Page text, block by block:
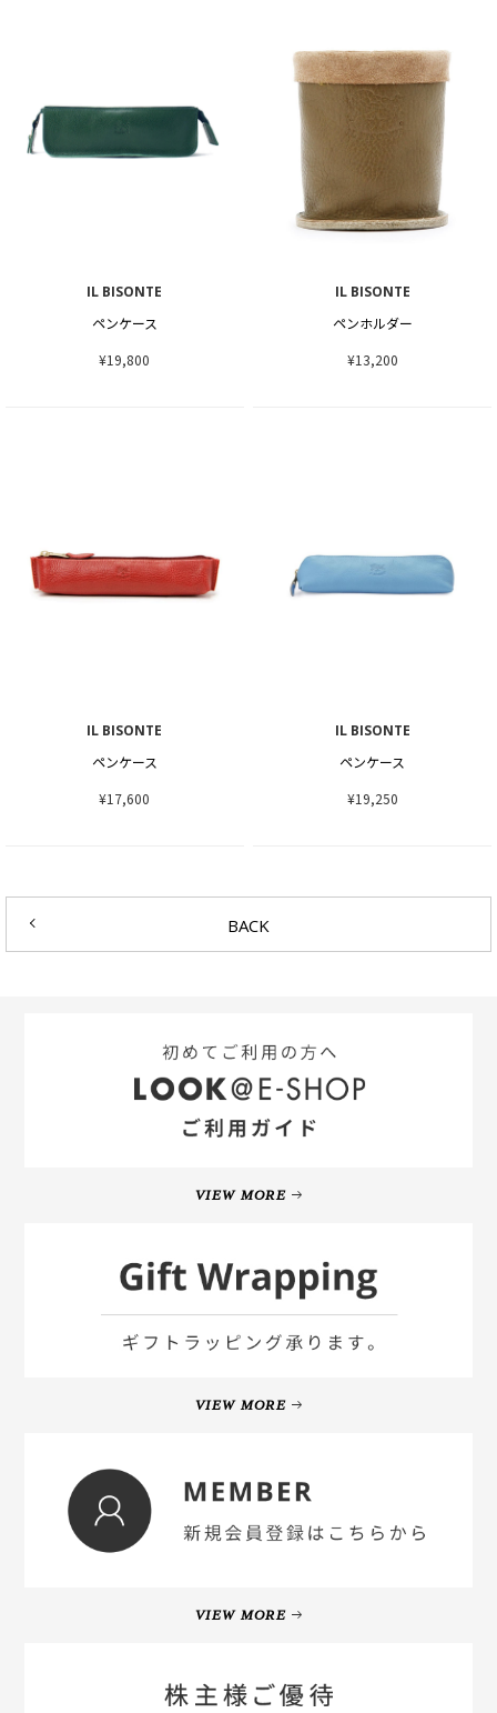
IL BISONTE
ペンケース
¥19,800
IL BISONTE
ペンホルダー
¥13,200
IL BISONTE
ペンケース
¥17,600
IL BISONTE
ペンケース
¥19,250
BACK
VIEW MORE
VIEW MORE
VIEW MORE